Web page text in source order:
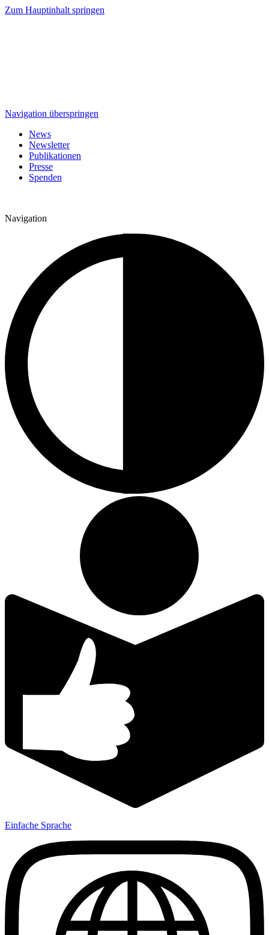
Zum Hauptinhalt springen
Navigation überspringen
News
Newsletter
Publikationen
Presse
Spenden
Navigation
Einfache Sprache